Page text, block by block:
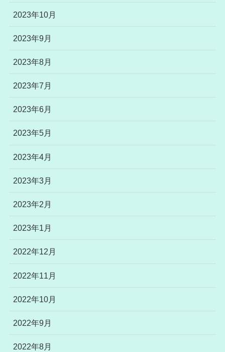
2023年10月
2023年9月
2023年8月
2023年7月
2023年6月
2023年5月
2023年4月
2023年3月
2023年2月
2023年1月
2022年12月
2022年11月
2022年10月
2022年9月
2022年8月